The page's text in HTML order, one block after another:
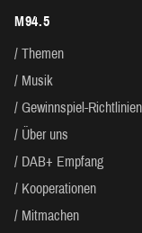
M94.5
Themen
Musik
Gewinnspiel-Richtlinien
Über uns
DAB+ Empfang
Kooperationen
Mitmachen